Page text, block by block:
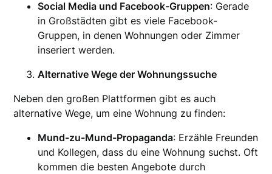
Social Media und Facebook-Gruppen: Gerade
in Großstädten gibt es viele Facebook-
Gruppen, in denen Wohnungen oder Zimmer
inseriert werden.
Alternative Wege der Wohnungssuche
Neben den großen Plattformen gibt es auch
alternative Wege, um eine Wohnung zu finden:
Mund-zu-Mund-Propaganda: Erzähle Freunden
und Kollegen, dass du eine Wohnung suchst. Oft
kommen die besten Angebote durch